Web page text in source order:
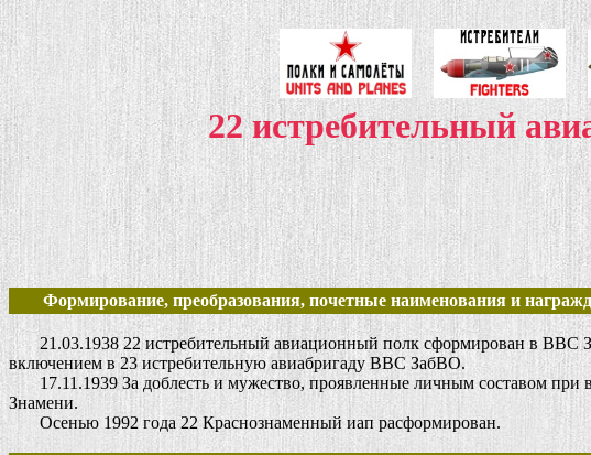
22 истребительный
Формирование, преобразования, почетные наименования и
21.03.1938 22 истребительный авиационный полк сформирован в ВВС
включением в 23 истребительную авиабригаду ВВС ЗабВО.
17.11.1939 За доблесть и мужество, проявленные личным составом при
Знамени.
Осенью 1992 года 22 Краснознаменный иап расформирован.